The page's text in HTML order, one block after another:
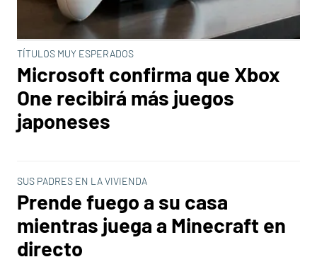
TÍTULOS MUY ESPERADOS
Microsoft confirma que Xbox
One recibirá más juegos
japoneses
SUS PADRES EN LA VIVIENDA
Prende fuego a su casa
mientras juega a Minecraft en
directo